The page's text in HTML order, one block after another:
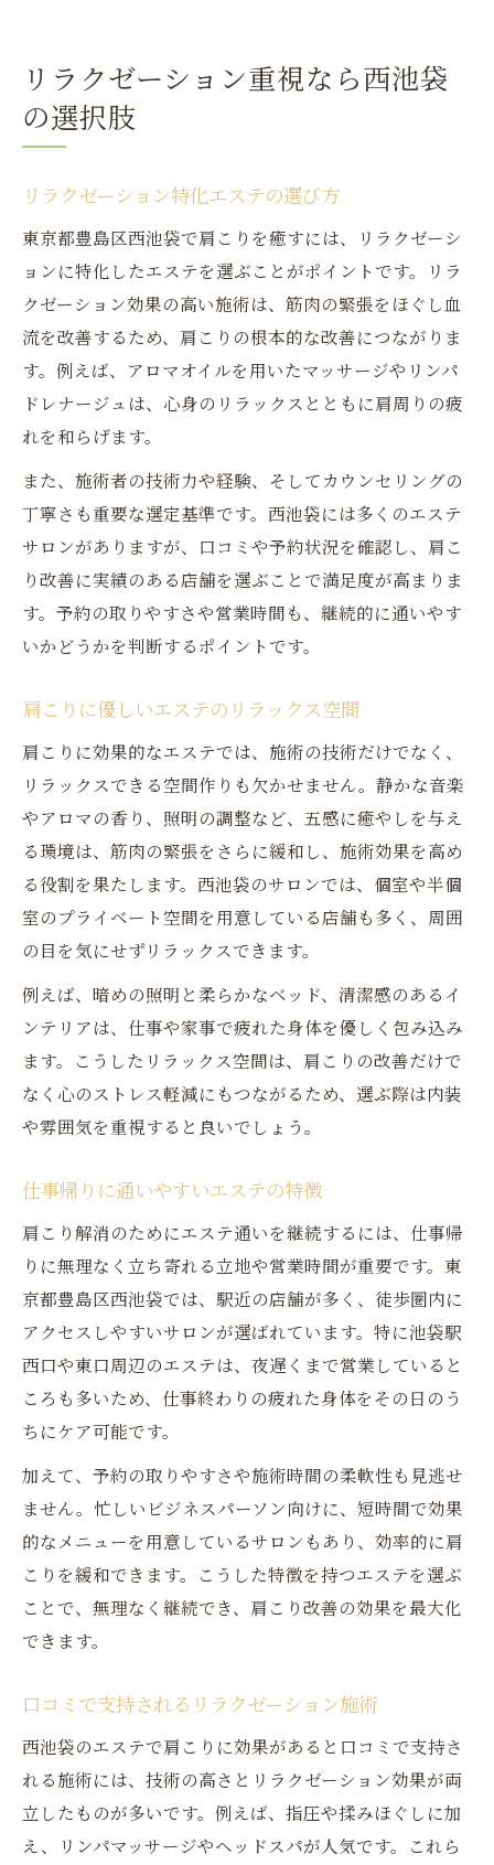
リラクゼーション重視なら西池袋
の選択肢
リラクゼーション特化エステの選び方
東京都豊島区西池袋で肩こりを癒すには、リラクゼーシ
ョンに特化したエステを選ぶことがポイントです。リラ
クゼーション効果の高い施術は、筋肉の緊張をほぐし血
流を改善するため、肩こりの根本的な改善につながりま
す。例えば、アロマオイルを用いたマッサージやリンパ
ドレナージュは、心身のリラックスとともに肩周りの疲
れを和らげます。
また、施術者の技術力や経験、そしてカウンセリングの
丁寧さも重要な選定基準です。西池袋には多くのエステ
サロンがありますが、口コミや予約状況を確認し、肩こ
り改善に実績のある店舗を選ぶことで満足度が高まりま
す。予約の取りやすさや営業時間も、継続的に通いやす
いかどうかを判断するポイントです。
肩こりに優しいエステのリラックス空間
肩こりに効果的なエステでは、施術の技術だけでなく、
リラックスできる空間作りも欠かせません。静かな音楽
やアロマの香り、照明の調整など、五感に癒やしを与え
る環境は、筋肉の緊張をさらに緩和し、施術効果を高め
る役割を果たします。西池袋のサロンでは、個室や半個
室のプライベート空間を用意している店舗も多く、周囲
の目を気にせずリラックスできます。
例えば、暗めの照明と柔らかなベッド、清潔感のあるイ
ンテリアは、仕事や家事で疲れた身体を優しく包み込み
ます。こうしたリラックス空間は、肩こりの改善だけで
なく心のストレス軽減にもつながるため、選ぶ際は内装
や雰囲気を重視すると良いでしょう。
仕事帰りに通いやすいエステの特徴
肩こり解消のためにエステ通いを継続するには、仕事帰
りに無理なく立ち寄れる立地や営業時間が重要です。東
京都豊島区西池袋では、駅近の店舗が多く、徒歩圏内に
アクセスしやすいサロンが選ばれています。特に池袋駅
西口や東口周辺のエステは、夜遅くまで営業していると
ころも多いため、仕事終わりの疲れた身体をその日のう
ちにケア可能です。
加えて、予約の取りやすさや施術時間の柔軟性も見逃せ
ません。忙しいビジネスパーソン向けに、短時間で効果
的なメニューを用意しているサロンもあり、効率的に肩
こりを緩和できます。こうした特徴を持つエステを選ぶ
ことで、無理なく継続でき、肩こり改善の効果を最大化
できます。
口コミで支持されるリラクゼーション施術
西池袋のエステで肩こりに効果があると口コミで支持さ
れる施術には、技術の高さとリラクゼーション効果が両
立したものが多いです。例えば、指圧や揉みほぐしに加
え、リンパマッサージやヘッドスパが人気です。これら